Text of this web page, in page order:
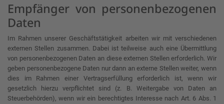
Empfänger von personenbezogenen
Daten
Im Rahmen unserer Geschäftstätigkeit arbeiten wir mit verschiedenen
externen Stellen zusammen. Dabei ist teilweise auch eine Übermittlung
von personenbezogenen Daten an diese externen Stellen erforderlich. Wir
geben personenbezogene Daten nur dann an externe Stellen weiter, wenn
dies im Rahmen einer Vertragserfüllung erforderlich ist, wenn wir
gesetzlich hierzu verpflichtet sind (z. B. Weitergabe von Daten an
Steuerbehörden), wenn wir ein berechtigtes Interesse nach Art. 6 Abs. 1